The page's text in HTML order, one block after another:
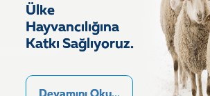
Ülke
Hayvancılığına
Katkı Sağlıyoruz.